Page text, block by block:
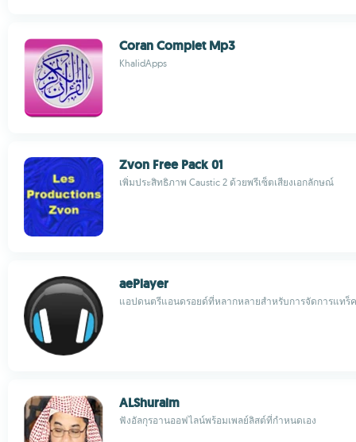
Coran Complet Mp3
KhalidApps
Zvon Free Pack 01
เพิ่มประสิทธิภาพ Caustic 2 ด้วยพรีเซ็ตเสียงเอกลักษณ์
aePlayer
แอปดนตรีแอนดรอยด์ที่หลากหลายสำหรับการจัดการแทร็
ALShuraim
ฟังอัลกุรอานออฟไลน์พร้อมเพลย์ลิสต์ที่กำหนดเอง